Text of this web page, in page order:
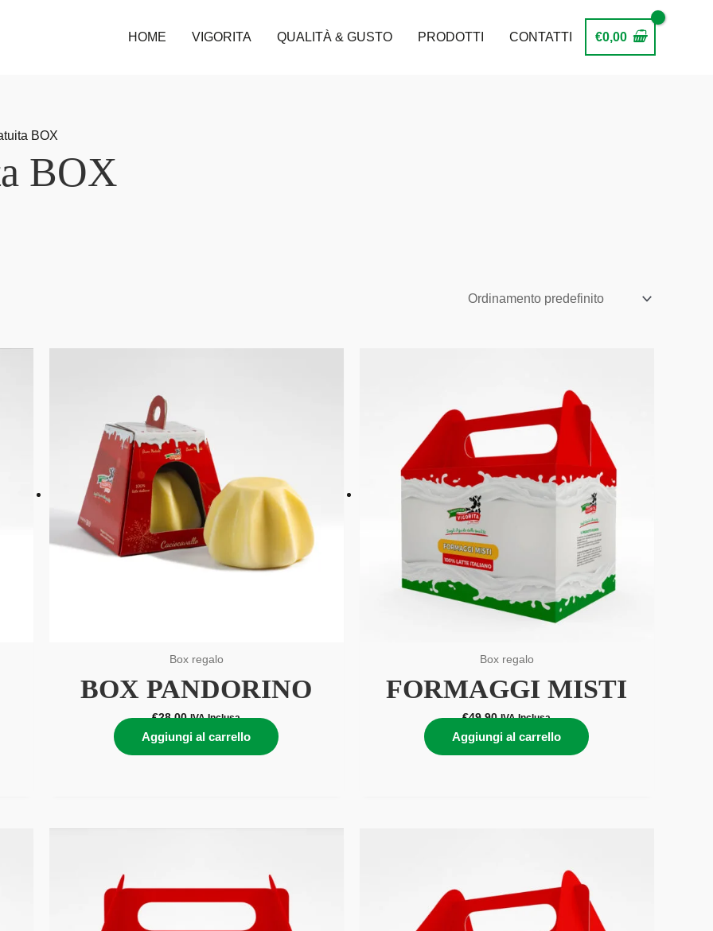
HOME VIGORITA QUALITÀ & GUSTO PRODOTTI CONTATTI €0,00
BOX
BOX
Box regalo
BOX PANDORINO
€28,00 IVA Inclusa
Aggiungi al carrello
Box regalo
FORMAGGI MISTI
€49,90 IVA Inclusa
Aggiungi al carrello